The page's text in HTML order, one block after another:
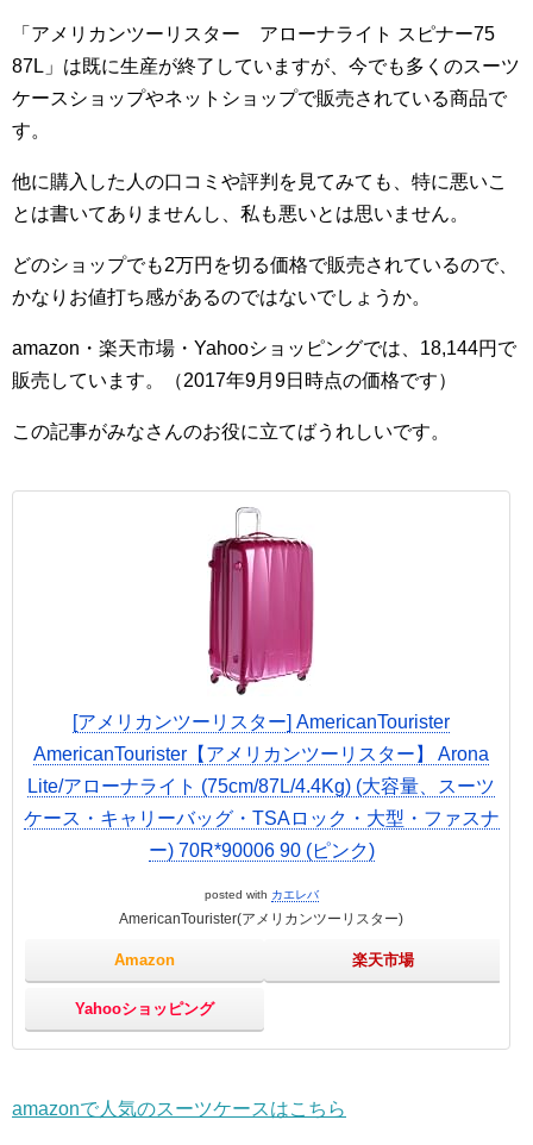
「アメリカンツーリスター アローナライト スピナー75
87L」は既に生産が終了していますが、今でも多くのスーツ
ケースショップやネットショップで販売されている商品で
す。
他に購入した人の口コミや評判を見てみても、特に悪いこ
とは書いてありませんし、私も悪いとは思いません。
どのショップでも2万円を切る価格で販売されているので、
かなりお値打ち感があるのではないでしょうか。
amazon・楽天市場・Yahooショッピングでは、18,144円で
販売しています。（2017年9月9日時点の価格です）
この記事がみなさんのお役に立てばうれしいです。
[アメリカンツーリスター] AmericanTourister
AmericanTourister【アメリカンツーリスター】 Arona
Lite/アローナライト (75cm/87L/4.4Kg) (大容量、スーツ
ケース・キャリーバッグ・TSAロック・大型・ファスナ
ー) 70R*90006 90 (ピンク)
posted with カエレバ
AmericanTourister(アメリカンツーリスター)
Amazon 楽天市場
Yahooショッピング
amazonで人気のスーツケースはこちら